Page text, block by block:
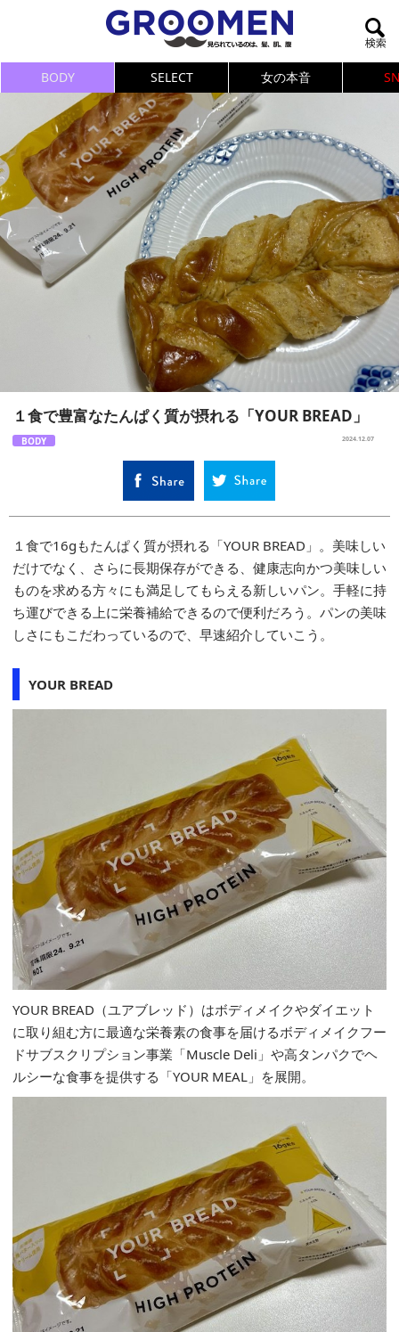
BODY SELECT 女の本音
１食で豊富なたんぱく質が摂れる「YOUR BREAD」
BODY 2024.12.07
１食で16gもたんぱく質が摂れる「YOUR BREAD」。美味しい
だけでなく、さらに長期保存ができる、健康志向かつ美味しい
ものを求める方々にも満足してもらえる新しいパン。手軽に持
ち運びできる上に栄養補給できるので便利だろう。パンの美味
しさにもこだわっているので、早速紹介していこう。
YOUR BREAD
YOUR BREAD（ユアブレッド）はボディメイクやダイエット
に取り組む方に最適な栄養素の食事を届けるボディメイクフー
ドサブスクリプション事業「Muscle Deli」や高タンパクでヘ
ルシーな食事を提供する「YOUR MEAL」を展開。